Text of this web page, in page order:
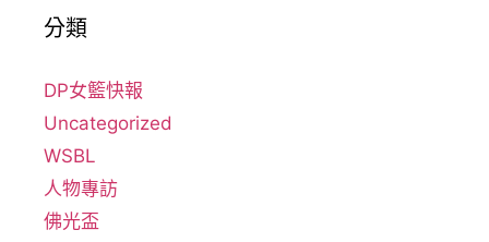
分類
DP女籃快報
Uncategorized
WSBL
人物專訪
佛光盃